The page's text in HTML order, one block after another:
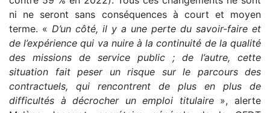
ni ne seront sans conséquences à court et moyen
terme. « D’un côté, il y a une perte du savoir-faire et
de l’expérience qui va nuire à la continuité de la qualité
des missions de service public ; de l’autre, cette
situation fait peser un risque sur le parcours des
contractuels, qui rencontrent de plus en plus de
difficultés à décrocher un emploi titulaire», alerte